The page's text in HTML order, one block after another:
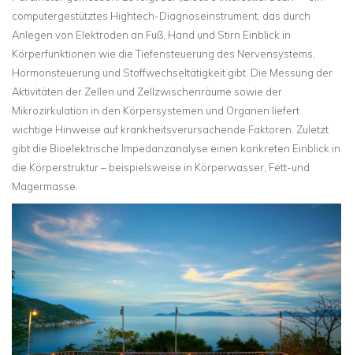
computergestütztes Hightech-Diagnoseinstrument, das durch
Anlegen von Elektroden an Fuß, Hand und Stirn Einblick in
Körperfunktionen wie die Tiefensteuerung des Nervensystems,
Hormonsteuerung und Stoffwechseltätigkeit gibt. Die Messung der
Aktivitäten der Zellen und Zellzwischenräume sowie der
Mikrozirkulation in den Körpersystemen und Organen liefert
wichtige Hinweise auf krankheitsverursachende Faktoren. Zuletzt
gibt die Bioelektrische Impedanzanalyse einen konkreten Einblick in
die Körperstruktur – beispielsweise in Körperwasser, Fett-und
Magermasse.